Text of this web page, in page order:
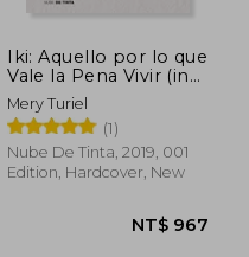
Iki: Aquello por lo que
Vale la Pena Vivir (in
Spanish)
Mery Turiel
(1)
Nube De Tinta, 2019, 001
Edition, Hardcover, New